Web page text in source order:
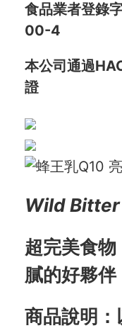
食品業者登錄
00-4
本公司通過
證
Wild
超完美食
膩的好夥伴
商品說明